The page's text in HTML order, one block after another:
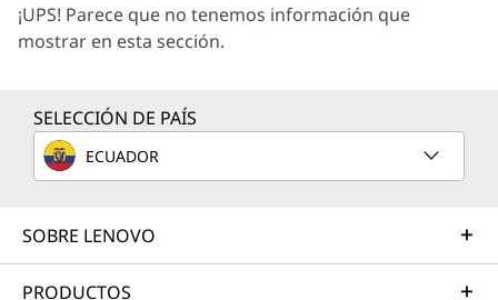
correcta para sus exclusivas necesidades
empresariales.
Servicios de Implementación
ayudaremos a simplificar la implementación de nuevas
¡UPS! Parece que no tenemos información que
mostrar en esta sección.
SELECCIÓN DE PAÍS
ECUADOR
SOBRE LENOVO
PRODUCTOS